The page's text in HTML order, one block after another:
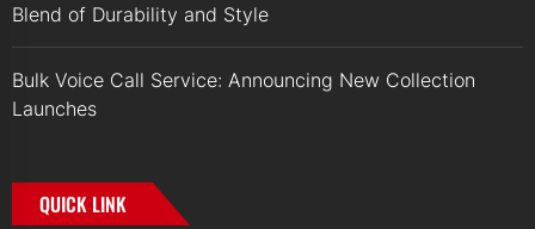
Blend of Durability and Style
Bulk Voice Call Service: Announcing New Collection
Launches
QUICK LINK